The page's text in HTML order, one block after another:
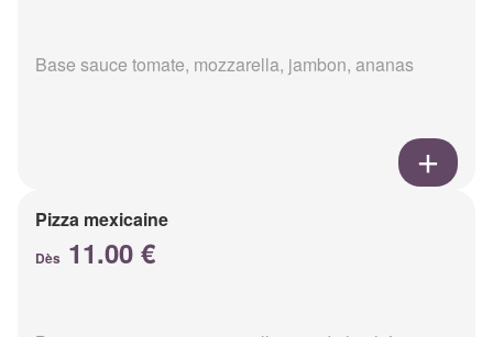
Base sauce tomate, mozzarella, jambon, ananas
Pizza mexicaine
Dès 11.00 €